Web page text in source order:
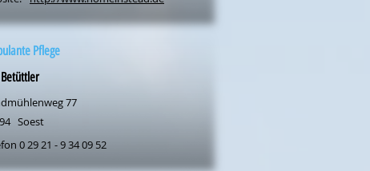
Pflege
77
Soest
0 29 21 - 9 34 09 52